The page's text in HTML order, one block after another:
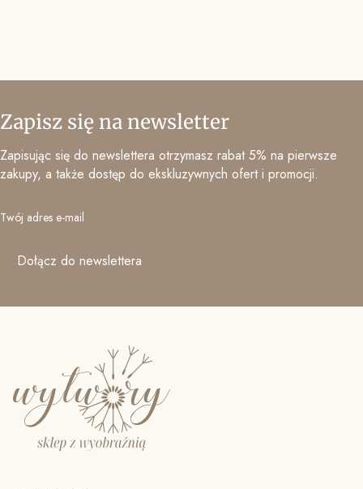
Zapisz się na newsletter
Zapisując się do newslettera otrzymasz rabat 5% na pierwsze
zakupy, a także dostęp do ekskluzywnych ofert i promocji.
Twój adres e-mail
Dołącz do newslettera